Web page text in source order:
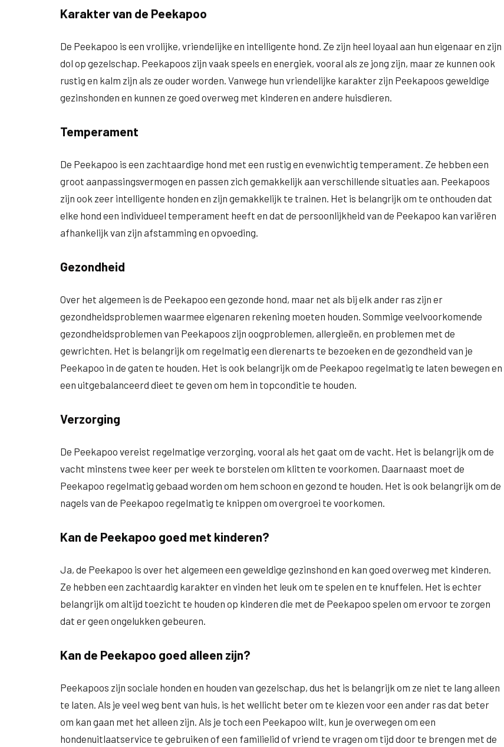
Karakter van de Peekapoo
De Peekapoo is een vrolijke, vriendelijke en intelligente hond. Ze zijn heel loyaal aan hun eigenaar en zijn
dol op gezelschap. Peekapoos zijn vaak speels en energiek, vooral als ze jong zijn, maar ze kunnen ook
rustig en kalm zijn als ze ouder worden. Vanwege hun vriendelijke karakter zijn Peekapoos geweldige
gezinshonden en kunnen ze goed overweg met kinderen en andere huisdieren.
Temperament
De Peekapoo is een zachtaardige hond met een rustig en evenwichtig temperament. Ze hebben een
groot aanpassingsvermogen en passen zich gemakkelijk aan verschillende situaties aan. Peekapoos
zijn ook zeer intelligente honden en zijn gemakkelijk te trainen. Het is belangrijk om te onthouden dat
elke hond een individueel temperament heeft en dat de persoonlijkheid van de Peekapoo kan variëren
afhankelijk van zijn afstamming en opvoeding.
Gezondheid
Over het algemeen is de Peekapoo een gezonde hond, maar net als bij elk ander ras zijn er
gezondheidsproblemen waarmee eigenaren rekening moeten houden. Sommige veelvoorkomende
gezondheidsproblemen van Peekapoos zijn oogproblemen, allergieën, en problemen met de
gewrichten. Het is belangrijk om regelmatig een dierenarts te bezoeken en de gezondheid van je
Peekapoo in de gaten te houden. Het is ook belangrijk om de Peekapoo regelmatig te laten bewegen en
een uitgebalanceerd dieet te geven om hem in topconditie te houden.
Verzorging
De Peekapoo vereist regelmatige verzorging, vooral als het gaat om de vacht. Het is belangrijk om de
vacht minstens twee keer per week te borstelen om klitten te voorkomen. Daarnaast moet de
Peekapoo regelmatig gebaad worden om hem schoon en gezond te houden. Het is ook belangrijk om de
nagels van de Peekapoo regelmatig te knippen om overgroei te voorkomen.
Kan de Peekapoo goed met kinderen?
Ja, de Peekapoo is over het algemeen een geweldige gezinshond en kan goed overweg met kinderen.
Ze hebben een zachtaardig karakter en vinden het leuk om te spelen en te knuffelen. Het is echter
belangrijk om altijd toezicht te houden op kinderen die met de Peekapoo spelen om ervoor te zorgen
dat er geen ongelukken gebeuren.
Kan de Peekapoo goed alleen zijn?
Peekapoos zijn sociale honden en houden van gezelschap, dus het is belangrijk om ze niet te lang alleen
te laten. Als je veel weg bent van huis, is het wellicht beter om te kiezen voor een ander ras dat beter
om kan gaan met het alleen zijn. Als je toch een Peekapoo wilt, kun je overwegen om een ​​
hondenuitlaatservice te gebruiken of een familielid of vriend te vragen om tijd door te brengen met de